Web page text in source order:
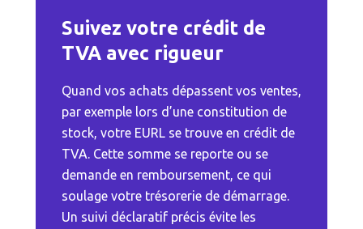
Suivez votre crédit de
TVA avec rigueur
Quand vos achats dépassent vos ventes,
par exemple lors d’une constitution de
stock, votre EURL se trouve en crédit de
TVA. Cette somme se reporte ou se
demande en remboursement, ce qui
soulage votre trésorerie de démarrage.
Un suivi déclaratif précis évite les